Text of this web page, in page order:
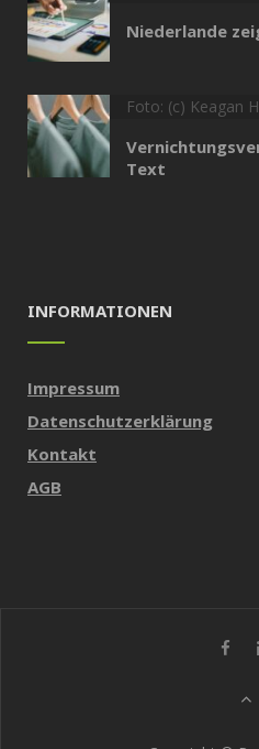
Niederlande
Foto: (c) Keagan
Text
INFORMATIONEN
Impressum
Datenschutzerklärung
Kontakt
AGB